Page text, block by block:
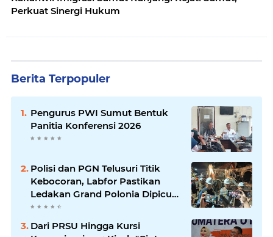
Perkuat Sinergi Hukum
Berita Terpopuler
Pengurus PWI Sumut Bentuk
Panitia Konferensi 2026
Polisi dan PGN Telusuri Titik
Kebocoran, Labfor Pastikan
Ledakan Grand Polonia Dipicu
Akumulasi Gas
Dari PRSU Hingga Kursi